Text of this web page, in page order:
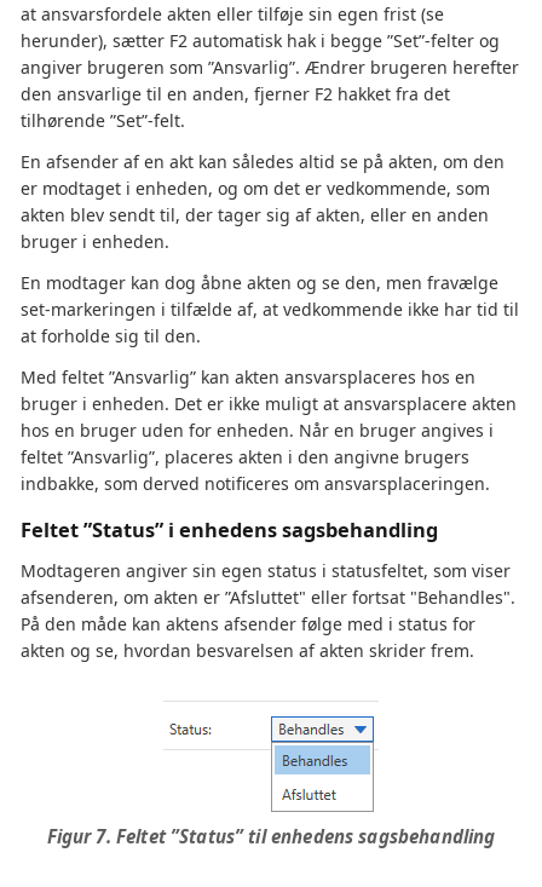
at ansvarsfordele akten eller tilføje sin egen frist (se
herunder), sætter F2 automatisk hak i begge ”Set”-felter og
angiver brugeren som ”Ansvarlig”. Ændrer brugeren herefter
den ansvarlige til en anden, fjerner F2 hakket fra det
tilhørende ”Set”-felt.
En afsender af en akt kan således altid se på akten, om den
er modtaget i enheden, og om det er vedkommende, som
akten blev sendt til, der tager sig af akten, eller en anden
bruger i enheden.
En modtager kan dog åbne akten og se den, men fravælge
set-markeringen i tilfælde af, at vedkommende ikke har tid til
at forholde sig til den.
Med feltet ”Ansvarlig” kan akten ansvarsplaceres hos en
bruger i enheden. Det er ikke muligt at ansvarsplacere akten
hos en bruger uden for enheden. Når en bruger angives i
feltet ”Ansvarlig”, placeres akten i den angivne brugers
indbakke, som derved notificeres om ansvarsplaceringen.
Feltet ”Status” i enhedens sagsbehandling
Modtageren angiver sin egen status i statusfeltet, som viser
afsenderen, om akten er ”Afsluttet" eller fortsat "Behandles".
På den måde kan aktens afsender følge med i status for
akten og se, hvordan besvarelsen af akten skrider frem.
Figur 7. Feltet ”Status” til enhedens sagsbehandling